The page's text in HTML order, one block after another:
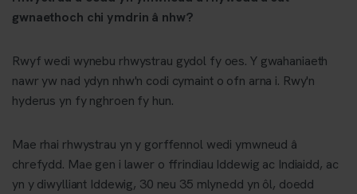
gwnaethoch chi ymdrin â nhw?
Rwyf wedi wynebu rhwystrau gydol fy oes. Y gwahaniaeth
nawr yw nad ydyn nhw'n codi cymaint o ofn arna i. Rwy'n
hyderus yn fy nghroen fy hun.
Mae rhai rhwystrau yn y gorffennol wedi ymwneud â
chrefydd. Mae gen i lawer o ffrindiau Iddewig ac Indiaidd, ac
yn y diwylliant Iddewig, 30 neu 35 mlynedd yn ôl, doedd